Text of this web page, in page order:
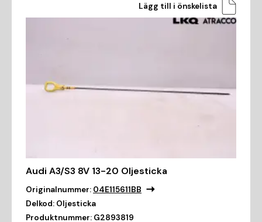
Lägg till i önskelista
Audi A3/S3 8V 13-20 Oljesticka
Originalnummer: 04E115611BB
Delkod: Oljesticka
Produktnummer: G2893819